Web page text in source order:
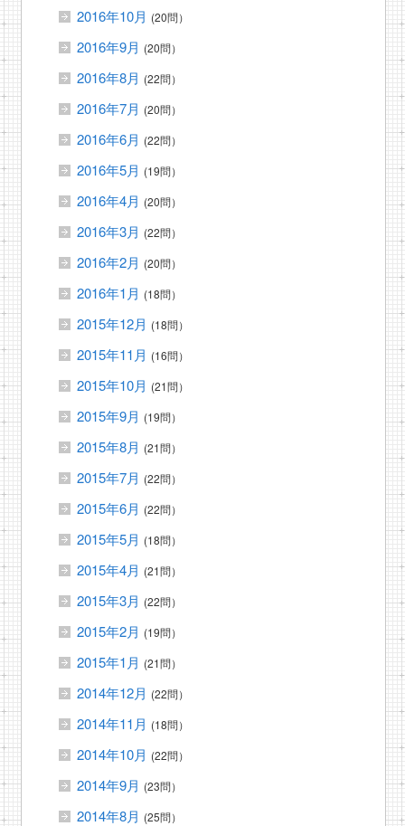
2016年10月 (20問）
2016年9月 (20問）
2016年8月 (22問）
2016年7月 (20問）
2016年6月 (22問）
2016年5月 (19問）
2016年4月 (20問）
2016年3月 (22問）
2016年2月 (20問）
2016年1月 (18問）
2015年12月 (18問）
2015年11月 (16問）
2015年10月 (21問）
2015年9月 (19問）
2015年8月 (21問）
2015年7月 (22問）
2015年6月 (22問）
2015年5月 (18問）
2015年4月 (21問）
2015年3月 (22問）
2015年2月 (19問）
2015年1月 (21問）
2014年12月 (22問）
2014年11月 (18問）
2014年10月 (22問）
2014年9月 (23問）
2014年8月 (25問）